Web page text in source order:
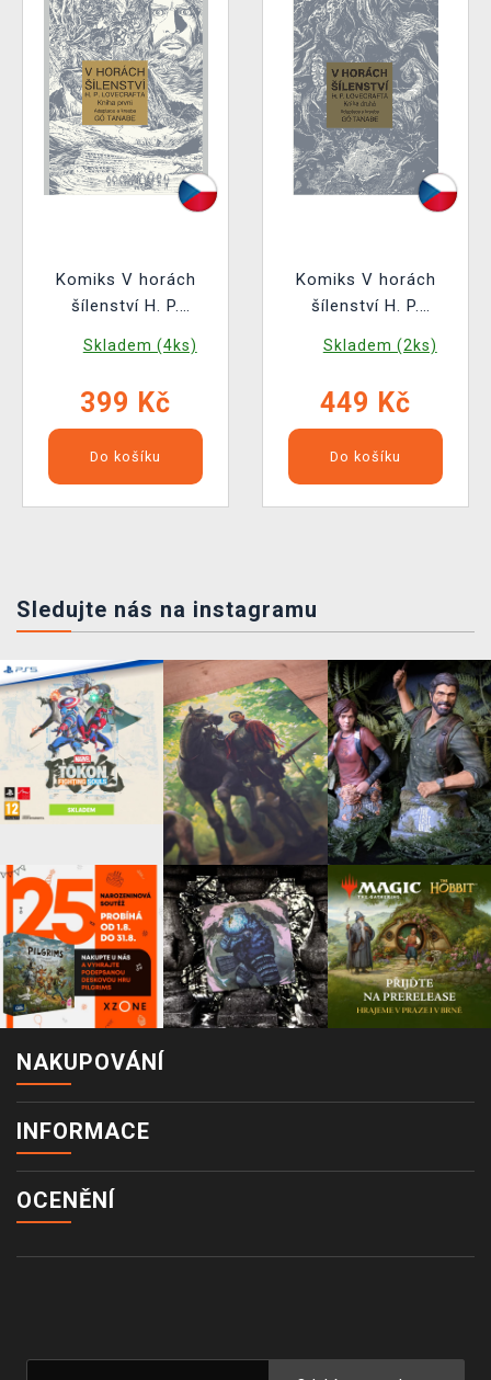
Komiks V horách
šílenství H. P.
Skladem (4ks)
399 Kč
Do košíku
Komiks V horách
šílenství H. P.
Skladem (2ks)
449 Kč
Do košíku
Sledujte nás na instagramu
NAKUPOVÁNÍ
INFORMACE
OCENĚNÍ